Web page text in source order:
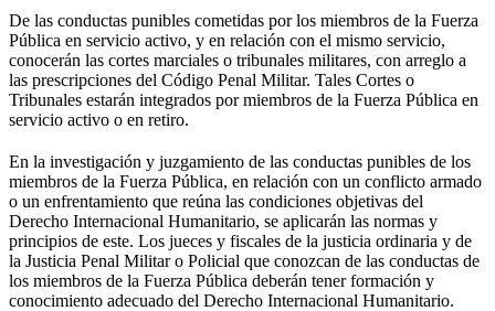
De las conductas punibles cometidas por los miembros de la Fuerza
Pública en servicio activo, y en relación con el mismo servicio,
conocerán las cortes marciales o tribunales militares, con arreglo a
las prescripciones del Código Penal Militar. Tales Cortes o
Tribunales estarán integrados por miembros de la Fuerza Pública en
servicio activo o en retiro.
En la investigación y juzgamiento de las conductas punibles de los
miembros de la Fuerza Pública, en relación con un conflicto armado
o un enfrentamiento que reúna las condiciones objetivas del
Derecho Internacional Humanitario, se aplicarán las normas y
principios de este. Los jueces y fiscales de la justicia ordinaria y de
la Justicia Penal Militar o Policial que conozcan de las conductas de
los miembros de la Fuerza Pública deberán tener formación y
conocimiento adecuado del Derecho Internacional Humanitario.